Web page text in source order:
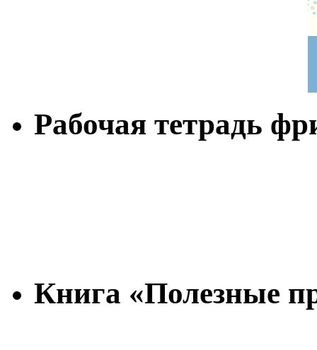
Рабочая тетрадь
Книга «Полезные